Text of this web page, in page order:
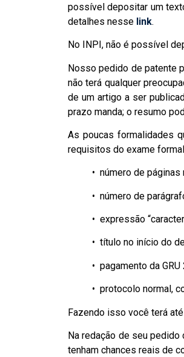
possível depositar um
detalhes nesse link.
No INPI, não é possível
Nosso pedido de patente
não terá qualquer
de um artigo a ser
prazo manda; o resumo
As poucas formalidades
requisitos do exame
• número de
• número de
• expressão
• título no início do
• pagamento da
• protocolo normal,
Fazendo isso você terá
Na redação de seu
tenham chances reais de